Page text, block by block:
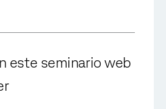
este seminarioweb